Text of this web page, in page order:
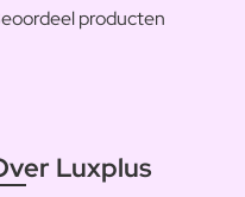
producten
Luxplus